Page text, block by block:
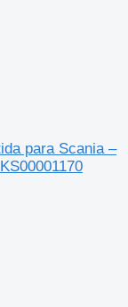
para Scania –